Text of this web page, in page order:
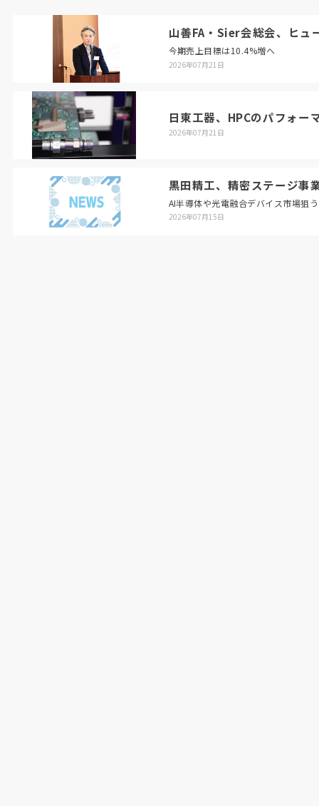
山善FA・Sier会総会、ヒュ
今期売上目標は10.4%増へ
2026年07月21日
日東工器、HPCのパフォー
2026年07月21日
黒田精工、精密ステージ事
AI半導体や光電融合デバイス市場狙う
2026年07月15日